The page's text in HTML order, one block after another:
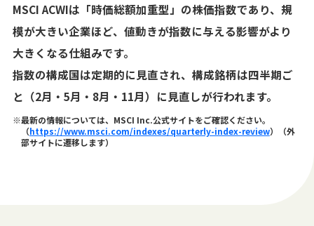
MSCI ACWIは「時価総額加重型」の株価指数であり、規
模が大きい企業ほど、値動きが指数に与える影響がより
大きくなる仕組みです。
指数の構成国は定期的に見直され、構成銘柄は四半期ご
と（2月・5月・8月・11月）に見直しが行われます。
※最新の情報については、MSCI Inc.公式サイトをご確認ください。
（https://www.msci.com/indexes/quarterly-index-review）（外
部サイトに遷移します）